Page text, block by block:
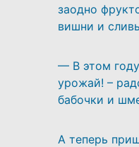
заодно
вишни и
— В этом
урожай! –
бабочки и
А теперь